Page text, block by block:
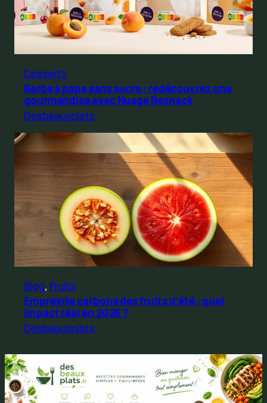
Desserts
Barbe à papa sans sucre : redécouvrez une
gourmandise avec Nuage Resnack
Desbeauxplats
Blog, Fruits
Empreinte carbone des fruits d’été : quel
impact réel en 2026 ?
Desbeauxplats